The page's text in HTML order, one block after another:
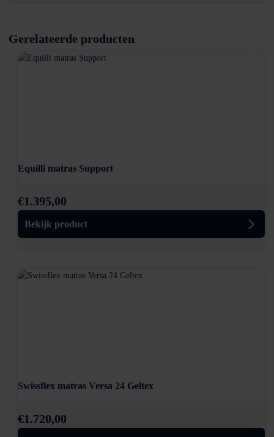
Gerelateerde producten
Equilli matras Support
€1.395,00
Bekijk product
Swissflex matras Versa 24 Geltex
€1.720,00